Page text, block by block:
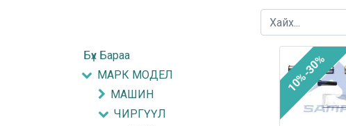
Бүх Бараа
МАРК МОДЕЛ
МАШИН
ЧИРГҮҮЛ
10%-30%